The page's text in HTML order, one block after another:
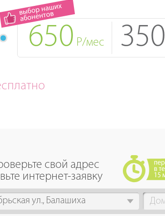
650 Р/мес 350
свой адрес
интернет-заявку